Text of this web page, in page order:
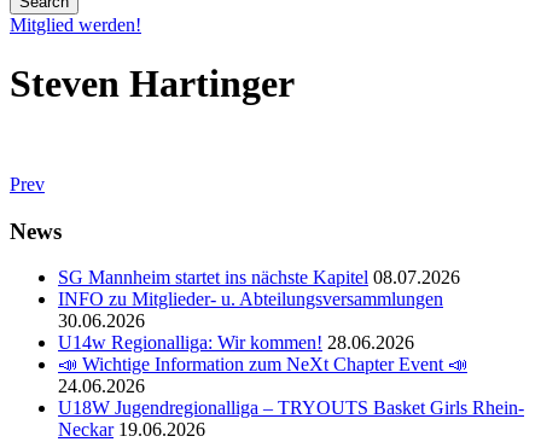
Mitglied werden!
Steven Hartinger
Prev
News
SG Mannheim startet ins nächste Kapitel 08.07.2026
INFO zu Mitglieder- u. Abteilungsversammlungen
30.06.2026
U14w Regionalliga: Wir kommen! 28.06.2026
📣 Wichtige Information zum NeXt Chapter Event 📣
24.06.2026
U18W Jugendregionalliga – TRYOUTS Basket Girls Rhein-
Neckar 19.06.2026